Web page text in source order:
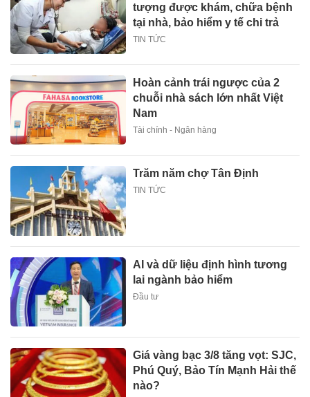
tượng được khám, chữa bệnh
tại nhà, bảo hiểm y tế chi trả
TIN TỨC
Hoàn cảnh trái ngược của 2
chuỗi nhà sách lớn nhất Việt
Nam
Tài chính - Ngân hàng
Trăm năm chợ Tân Định
TIN TỨC
AI và dữ liệu định hình tương
lai ngành bảo hiểm
Đầu tư
Giá vàng bạc 3/8 tăng vọt: SJC,
Phú Quý, Bảo Tín Mạnh Hải thế
nào?